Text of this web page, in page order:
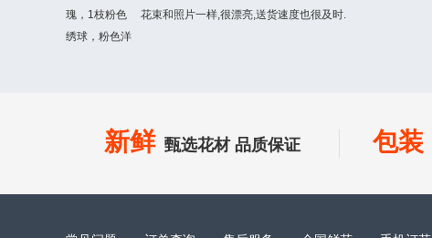
花束和照片一样,很漂亮,送货速度也很及时.
新鲜 甄选花材 品质保证 包装